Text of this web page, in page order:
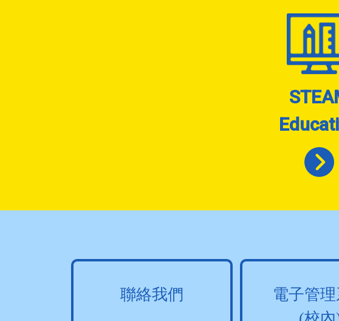
聯絡我們
電子管